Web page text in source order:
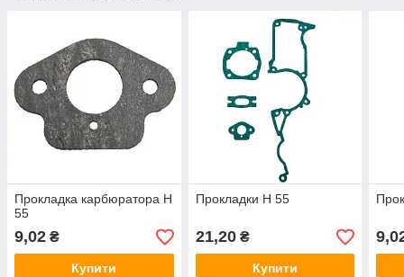
Прокладка карбюратора H
55
9,02 ₴
Купити
Прокладки H 55
21,20₴
Купити